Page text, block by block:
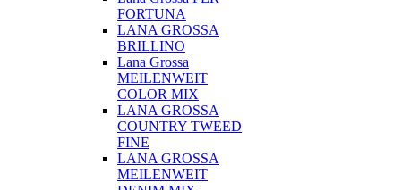
FORTUNA
LANA GROSSA
BRILLINO
Lana Grossa
MEILENWEIT
COLOR MIX
LANA GROSSA
COUNTRY TWEED
FINE
LANA GROSSA
MEILENWEIT